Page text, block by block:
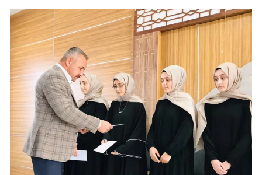
Gaziantep
Gümüşhane
Hakkari
Hatay
Isparta